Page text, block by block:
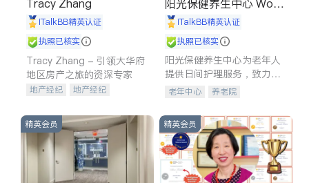
Tracy Zhang
iTalkBB精英认证
执照已核实
Tracy Zhang - 引领大华府
地区房产之旅的资深专家
地产经纪
地产经纪
商铺租售
开发商建商
阳光保健养生中心 World
shine
iTalkBB精英认证
执照已核实
阳光保健养生中心为老年人
提供日间护理服务，致力于
通过持续的护理创新来有效
老年中心 养老院
精英会员 精英会员